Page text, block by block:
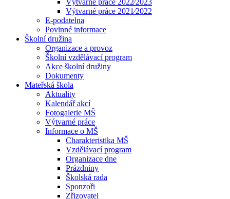
Výtvarné práce 2022⁄2023
Výtvarné práce 2021⁄2022
E-podatelna
Povinné informace
Školní družina
Organizace a provoz
Školní vzdělávací program
Akce školní družiny
Dokumenty
Mateřská škola
Aktuality
Kalendář akcí
Fotogalerie MŠ
Výtvarné práce
Informace o MŠ
Charakteristika MŠ
Vzdělávací program
Organizace dne
Prázdniny
Školská rada
Sponzoři
Zřizovatel